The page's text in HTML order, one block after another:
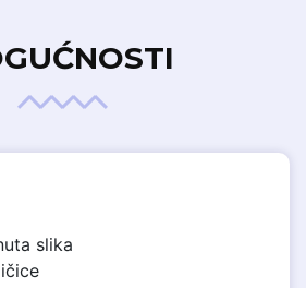
slika